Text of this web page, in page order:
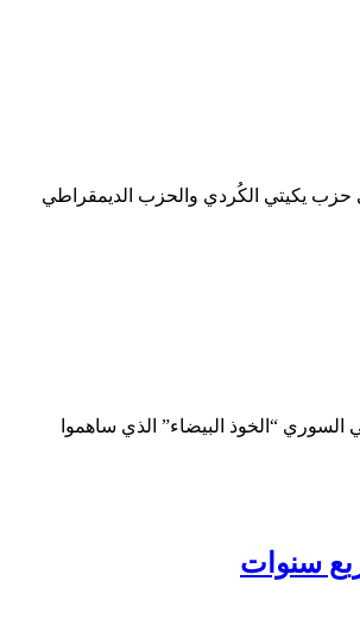
الكردية تستهدف أعضاء أحزاب المجلس الوطني الكردي قالت مصادر محلية أن قوات الآسايش اعتقلت 24 عضواً في حزب يكيتي الكُردي والحزب الديمقراطي
الدفاع المدني السوري “الخوذ البيضاء” الذي ساهموا
سنوات